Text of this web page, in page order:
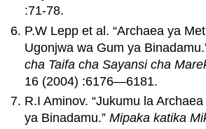
:71-78.
P.W Lepp et al. “Archaea ya
Ugonjwa wa Gum ya
cha Taifa cha Sayansi cha
16 (2004) :6176—6181.
R.I Aminov. “Jukumu la
ya Binadamu.”Mipaka katika